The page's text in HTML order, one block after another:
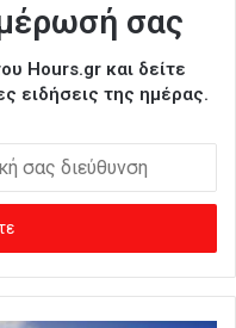
σας
Hours.gr και δείτε
ειδήσεις της ημέρας.